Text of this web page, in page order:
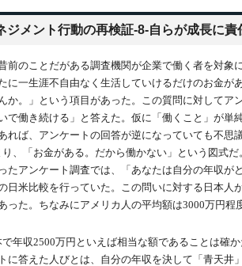
ジメント行動の再検証-8-自らが成長に責
前のことだがある調査機関が企業で働く者を対象
に一生涯不自由なく生活していけるだけのお金が
か。」という項目があった。この質問に対してア
で働き続ける」と答えた。仮に「働くこと」が単
れば、アンケートの回答が逆になっていても不思
り、「お金がある。だから働かない」という図式
たアンケート調査では、「あなたは自分の年収が
日米比較を行っていた。この問いに対する日本人
った。ちなみにアメリカ人の平均額は3000万円程
で年収2500万円といえば相当な額であることは確
に答えた人びとは、自分の年収を決して「青天井